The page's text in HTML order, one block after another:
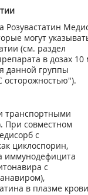
Розувастатин
могут
(см. раздел
в дозах 10
данной группы
осторожностью").
транспортными
При совместном
с
циклоспорин,
иммунодефицита
с
в плазме